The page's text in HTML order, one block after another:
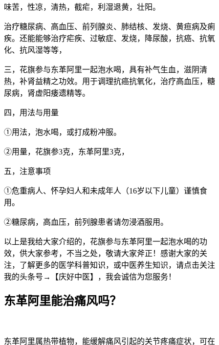
味苦，性凉，清热，截疟，利湿退黄，壮阳。
治疗糖尿病、高血压、前列腺炎、肺结核、发烧、黄疸病及痢
疾。还能能够治疗疟疾、过敏症、发烧，降尿酸，抗癌、抗氧
化、抗风湿等等，
三，花旗参与东革阿里一起泡水喝，具有补气生血，滋阴清
热，补肾益精之功效。用于调理抗癌抗氧化，治疗高血压，糖
尿病，肾虚阳痿遗精等。
四，用法与用量
①用法，泡水喝，或打成粉冲服。
②用量，花旗参3克，东革阿里3克，
五，注意事项
①危重病人、怀孕妇人和未成年人（16岁以下儿童）谨慎食
用。
②糖尿病，高血压，前列腺患者请勿浸酒服用。
以上是我给大家介绍的，花旗参与东革阿里一起泡水喝的功
效，供大家参考，不当之处，敬请大家斧正！感谢大家的关
注，了解更多的医学科普知识，或中医养生知识，请点击关注
我的头条号→【庆好中医】，我会诚信为您服务！
东革阿里能治痛风吗？
东革阿里属热带植物，能缓解痛风引起的关节疼痛症状，可在